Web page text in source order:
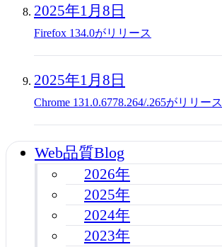
2025年1月8日
Firefox 134.0がリリース
2025年1月8日
Chrome 131.0.6778.264/.265がリリース
Web品質Blog
2026年
2025年
2024年
2023年